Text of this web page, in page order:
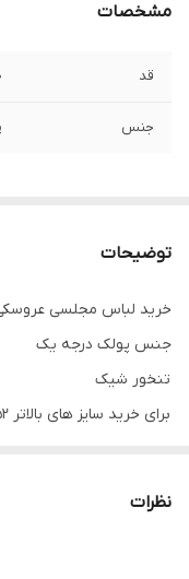
مشخصات
قد
جنس
توضیحات
خرید لباس مجلسی
جنس پولک درجه یک
تنخور شیک
برای خرید سایز های بالاتر ۵۲ تا ۶۰ از واتس اپ پیام دهید ۰۹۰۵۳۷۷۴۹۵۷
نظرات